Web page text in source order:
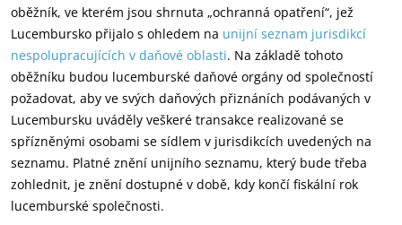
oběžník, ve kterém jsou shrnuta „ochranná opatření“, jež
Lucembursko přijalo s ohledem na unijní seznam jurisdikcí
nespolupracujících v daňové oblasti. Na základě tohoto
oběžníku budou lucemburské daňové orgány od společností
požadovat, aby ve svých daňových přiznáních podávaných v
Lucembursku uváděly veškeré transakce realizované se
spřízněnými osobami se sídlem v jurisdikcích uvedených na
seznamu. Platné znění unijního seznamu, který bude třeba
zohlednit, je znění dostupné v době, kdy končí fiskální rok
lucemburské společnosti.